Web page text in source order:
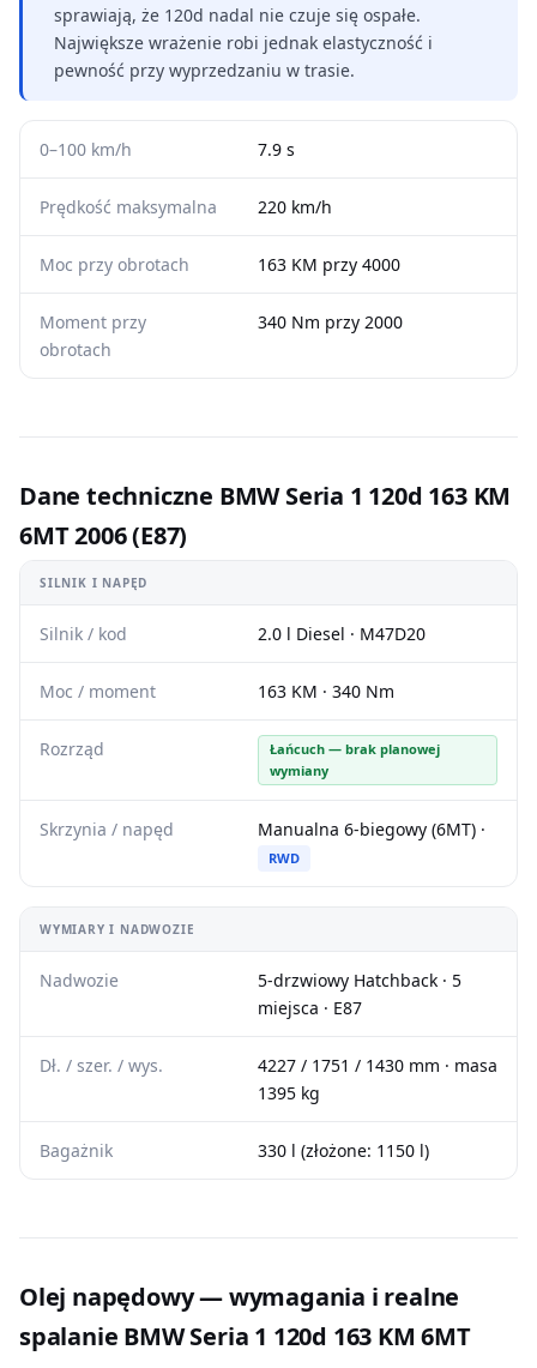
sprawiają, że 120d nadal nie czuje się ospałe.
Największe wrażenie robi jednak elastyczność i
pewność przy wyprzedzaniu w trasie.
0–100 km/h 7.9 s
Prędkość maksymalna 220 km/h
Moc przy obrotach 163 KM przy 4000
Moment przy
obrotach
340 Nm przy 2000
Dane techniczne BMW Seria 1 120d 163 KM
6MT 2006 (E87)
SILNIK I NAPĘD
Silnik / kod 2.0 l Diesel · M47D20
Moc / moment 163 KM · 340 Nm
Rozrząd
Łańcuch — brak planowej
wymiany
Skrzynia / napęd Manualna 6-biegowy (6MT) ·
RWD
WYMIARY I NADWOZIE
Nadwozie
5-drzwiowy Hatchback · 5
miejsca · E87
Dł. / szer. / wys.
4227 / 1751 / 1430 mm · masa
1395 kg
Bagażnik 330 l (złożone: 1150 l)
Olej napędowy — wymagania i realne
spalanie BMW Seria 1 120d 163 KM 6MT